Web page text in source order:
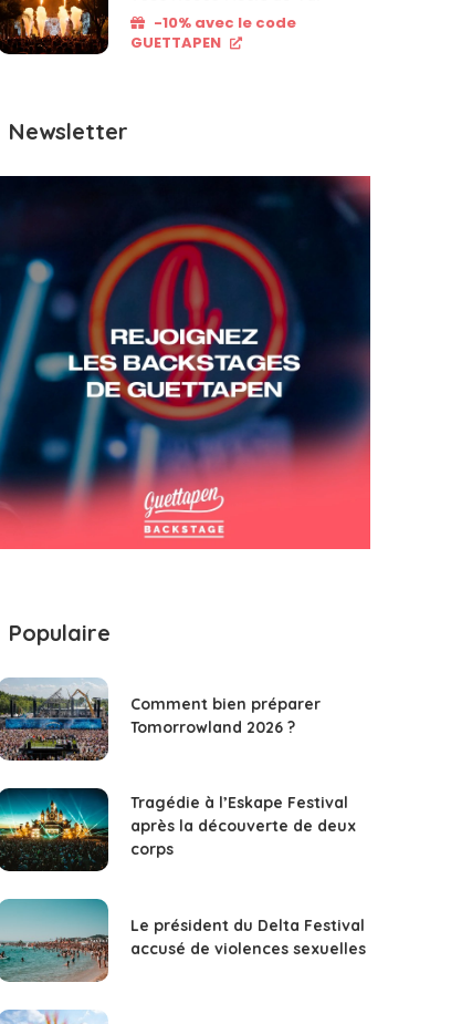
-10% avec le code
GUETTAPEN
Newsletter
Populaire
Comment bien préparer
Tomorrowland 2026 ?
Tragédie à l’Eskape Festival
après la découverte de deux
corps
Le président du Delta Festival
accusé de violences sexuelles